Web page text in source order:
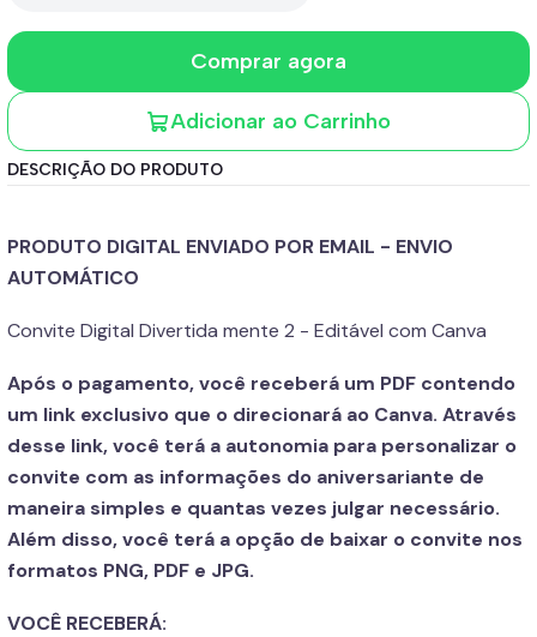
Adicionar ao Carrinho
Comprar agora
DESCRIÇÃO DO PRODUTO
PRODUTO DIGITAL ENVIADO POR EMAIL - ENVIO
AUTOMÁTICO
Convite Digital Divertida mente 2 - Editável com Canva
Após o pagamento, você receberá um PDF contendo
um link exclusivo que o direcionará ao Canva. Através
desse link, você terá a autonomia para personalizar o
convite com as informações do aniversariante de
maneira simples e quantas vezes julgar necessário.
Além disso, você terá a opção de baixar o convite nos
formatos PNG, PDF e JPG.
VOCÊ RECEBERÁ: